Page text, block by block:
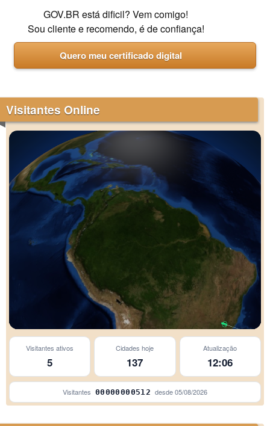
GOV.BR está dificil? Vem comigo!
Sou cliente e recomendo, é de confiança!
Quero meu certificado digital
Visitantes Online
Santo Amaro da
Embu-Guaçu
Visitantes ativos
5
Cidades hoje
137
Atualização
12:06
Visitantes 00000000512 desde05/08/2026